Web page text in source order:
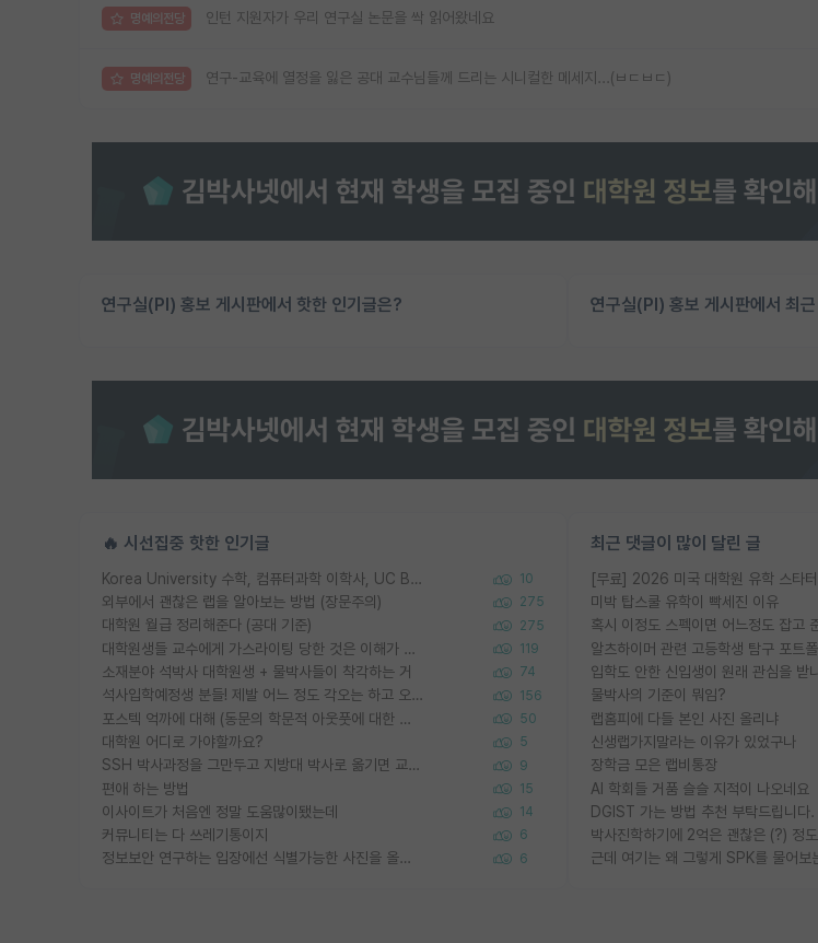
명예의전당 인턴 지원자가 우리 연구실 논문을 싹 읽어왔네요
명예의전당 연구-교육에 열정을 잃은 공대 교수님들께 드리는 시니컬한 메세지...(ㅂㄷㅂㄷ)
연구실(PI) 홍보 게시판에서 핫한 인기글은? 연구실(PI) 홍보 게시판에서 최
🔥 시선집중 핫한 인기글
Korea University 수학, 컴퓨터과학 이학사, UC Berkeley 산업공학 대학원 공학박사가 되는 것은 쉽지 않겠죠? 10
외부에서 괜찮은 랩을 알아보는 방법 (장문주의) 275
대학원 월급 정리해준다 (공대 기준) 275
대학원생들 교수에게 가스라이팅 당한 것은 이해가 갑니다. 안타깝네요. 119
소재분야 석박사 대학원생 + 물박사들이 착각하는 거 74
석사입학예정생 분들! 제발 어느 정도 각오는 하고 오세요. 156
포스텍 억까에 대해 (동문의 학문적 아웃풋에 대한 반박) 50
대학원 어디로 가야할까요? 5
SSH 박사과정을 그만두고 지방대 박사로 옮기면 교수의 꿈은 끝일까요? 9
편애 하는 방법 15
이사이트가 처음엔 정말 도움많이됐는데 14
커뮤니티는 다 쓰레기통이지 6
정보보안 연구하는 입장에선 식별가능한 사진을 올리는건 비추이긴함 6
최근 댓글이 많이 달린 글
미박 탑스쿨 유학이 빡세진 이유
혹시 이정도 스펙이면 어느정도 잡고
알츠하이머 관련 고등학생 탐구 포트
입학도 안한 신입생이 원래 관심을 받
물박사의 기준이 뭐임?
랩홈피에 다들 본인 사진 올리냐
신생랩가지말라는 이유가 있었구나
장학금 모은 랩비통장
AI 학회들 거품 슬슬 지적이 나오네요
DGIST 가는 방법 추천 부탁드립니다.
근데 여기는 왜 그렇게 SPK를 물어보